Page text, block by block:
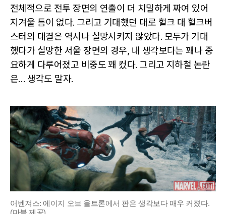
전체적으로 전투 장면의 연출이 더 치밀하게 짜여 있어
지겨울 틈이 없다. 그리고 기대했던 대로 헐크 대 헐크버
스터의 대결은 역시나 실망시키지 않았다. 모두가 기대
했다가 실망한 서울 장면의 경우, 내 생각보다는 꽤나 중
요하게 다루어졌고 비중도 꽤 컸다. 그리고 지하철 논란
은… 생각도 말자.
어벤져스: 에이지 오브 울트론에서 판은 생각보다 매우 커졌다.